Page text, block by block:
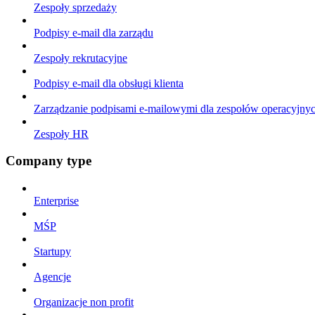
Zespoły sprzedaży
Podpisy e-mail dla zarządu
Zespoły rekrutacyjne
Podpisy e-mail dla obsługi klienta
Zarządzanie podpisami e-mailowymi dla zespołów
Zespoły HR
Company type
Enterprise
MŚP
Startupy
Agencje
Organizacje non profit